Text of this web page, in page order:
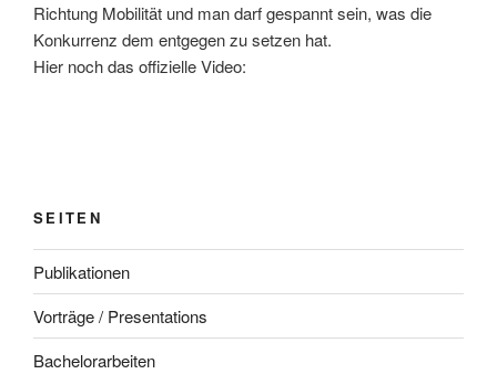
Richtung Mobilität und man darf gespannt sein, was die
Konkurrenz dem entgegen zu setzen hat.
Hier noch das offizielle Video:
SEITEN
Publikationen
Vorträge / Presentations
Bachelorarbeiten